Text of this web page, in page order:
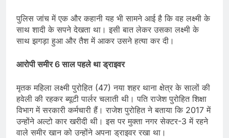
पुलिस जांच में एक और कहानी यह भी सामने आई है कि वह लक्ष्मी के
साथ शादी के सपने देखता था। इसी बात लेकर उसका लक्ष्मी के
साथ झगड़ा हुआ और तैश में आकर उसने हत्या कर दी।
आरोपी समीर 6 साल पहले था ड्राइवर
मृतक महिला लक्ष्मी पुरोहित (47) नया शहर थाना क्षेत्र के सालों की
हवेली की रहकर ब्यूटी पार्लर चलाती थी। पति राजेश पुरोहित शिक्षा
विभाग में सरकारी कर्मचारी हैं। राजेश पुरो​हित ने बताया कि 2017 में
उन्होंने अल्टो कार खरीदी थी। इस पर मुक्ता नगर सेक्टर-3 में रहने
वाले समीर खान को उन्होंने अपना ड्राइवर रखा था।